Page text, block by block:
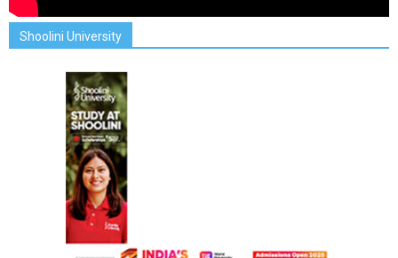
Shoolini University